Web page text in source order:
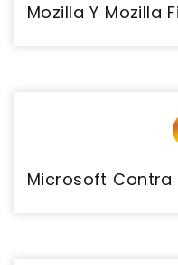
Mozilla Y Mozilla
Microsoft Contra